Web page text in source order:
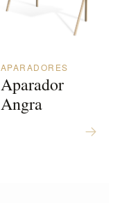
APARADORES
Aparador
Angra